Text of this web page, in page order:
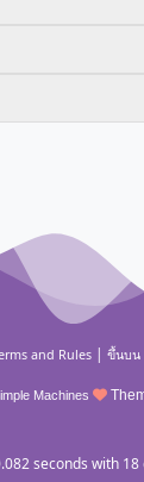
and Rules| ขึ้นบ
Machines
seconds with 18